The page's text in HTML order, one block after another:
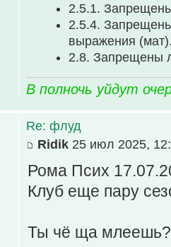
2.5.1.
2.5.4.
выpажения
2.8. Запрещены
В полночь уйдут
Re: флуд
Ridik 25 июл 2025,
Рома Псих
Клуб еще пару
Ты чё ща млеешь?